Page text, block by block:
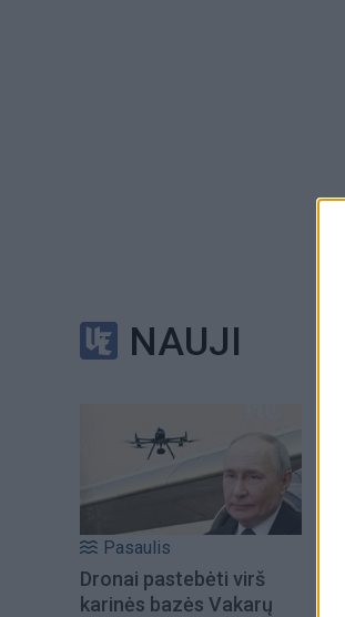
NAUJI
Pasaulis
Dronai pastebėti virš
karinės bazės Vakarų